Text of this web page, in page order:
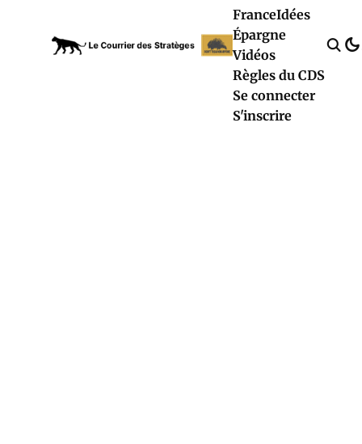
FranceIdées
Épargne
Vidéos
Règles du CDS
Se connecter
S'inscrire